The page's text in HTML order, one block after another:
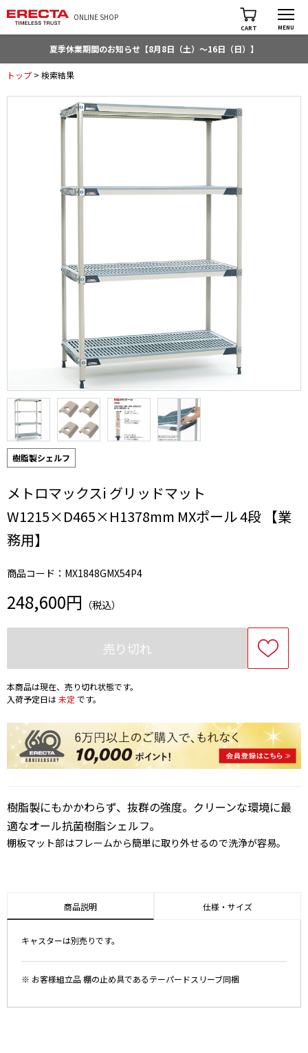
ONLINE SHOP
CART MENU
夏季休業期間のお知らせ【8月8日（土）～16日（日）】
トップ > 検索結果
樹脂製シェルフ
メトロマックスi グリッドマット
W1215×D465×H1378mm MXポール 4段 【業
務用】
商品コード：MX1848GMX54P4
248,600円 （税込）
売り切れ
本商品は現在、売り切れ状態です。
入荷予定日は未定 です。
樹脂製にもかかわらず、抜群の強度。クリーンな環境に最
適なオール抗菌樹脂シェルフ。
棚板マット部はフレームから簡単に取り外せるので洗浄が容易。
商品説明 仕様・サイズ
キャスターは別売りです。
※ お客様組立品 棚の止め具であるテーパードスリーブ同梱